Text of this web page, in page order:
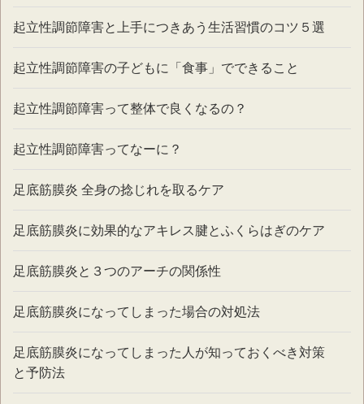
起立性調節障害と上手につきあう生活習慣のコツ５選
起立性調節障害の子どもに「食事」でできること
起立性調節障害って整体で良くなるの？
起立性調節障害ってなーに？
足底筋膜炎 全身の捻じれを取るケア
足底筋膜炎に効果的なアキレス腱とふくらはぎのケア
足底筋膜炎と３つのアーチの関係性
足底筋膜炎になってしまった場合の対処法
足底筋膜炎になってしまった人が知っておくべき対策
と予防法